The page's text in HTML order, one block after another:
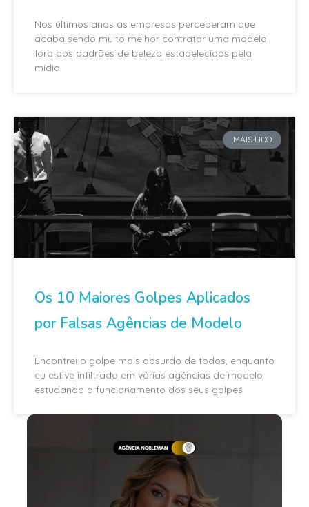
Nos últimos anos as empresas perceberam que
acaba sendo muito melhor contratar uma modelo
fora dos padrões de beleza estabelecidos pela
mídia
MAIS LIDO
Os 10 Maiores Golpes Aplicados
por Falsas Agências de Modelo
Encontrei o golpe mais absurdo de todos, enquanto
eu estive infiltrado em várias agências de modelo
estudando o funcionamento dos seus golpes